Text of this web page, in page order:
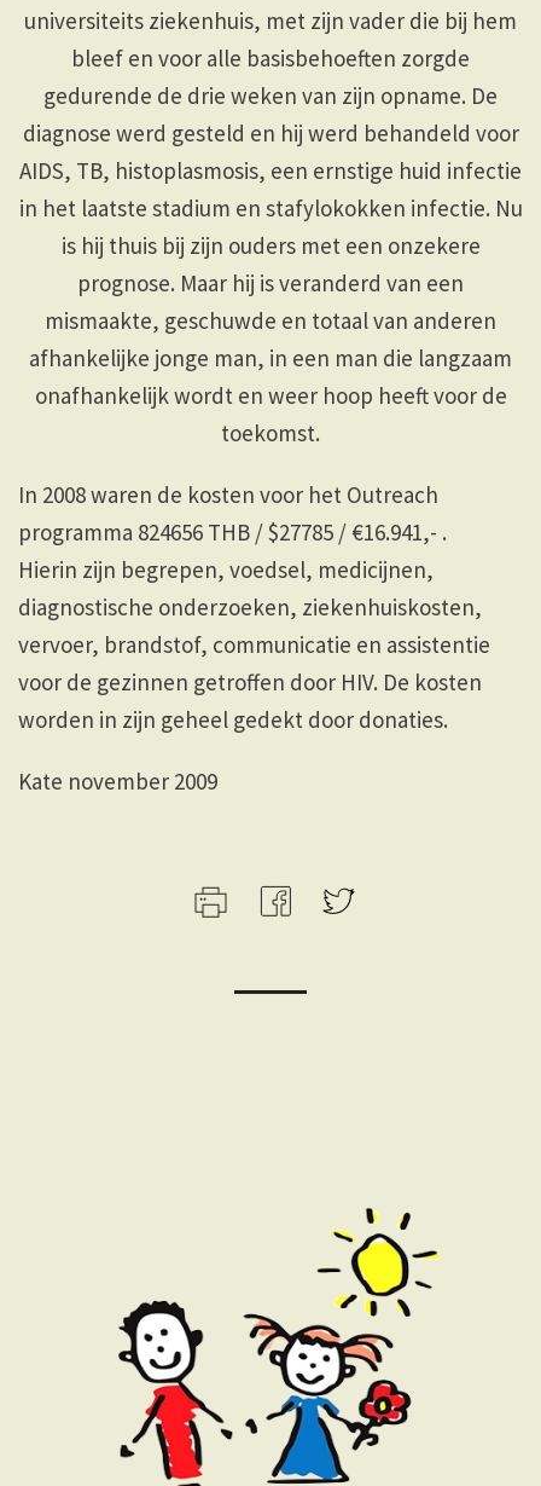
universiteits ziekenhuis, met zijn vader die bij hem
bleef en voor alle basisbehoeften zorgde
gedurende de drie weken van zijn opname. De
diagnose werd gesteld en hij werd behandeld voor
AIDS, TB, histoplasmosis, een ernstige huid infectie
in het laatste stadium en stafylokokken infectie. Nu
is hij thuis bij zijn ouders met een onzekere
prognose. Maar hij is veranderd van een
mismaakte, geschuwde en totaal van anderen
afhankelijke jonge man, in een man die langzaam
onafhankelijk wordt en weer hoop heeft voor de
toekomst.
In 2008 waren de kosten voor het Outreach
programma 824656 THB / $27785 / €16.941,- .
Hierin zijn begrepen, voedsel, medicijnen,
diagnostische onderzoeken, ziekenhuiskosten,
vervoer, brandstof, communicatie en assistentie
voor de gezinnen getroffen door HIV. De kosten
worden in zijn geheel gedekt door donaties.
Kate november 2009